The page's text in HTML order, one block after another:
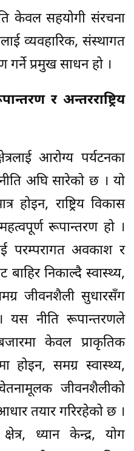
केवल सहयोगी संरचना
व्यवहारिक, संस्थागत
गर्ने प्रमुख साधन हो ।
र अन्तरराष्ट्रिय
आरोग्य पर्यटनका
अघि सारेको छ । यो
होइन, राष्ट्रिय विकास
रूपान्तरण हो ।
परम्परागत अवकाश र
बाहिर निकाल्दै स्वास्थ्य,
जीवनशैली सुधारसँग
यस नीति रूपान्तरणले
केवल प्राकृतिक
होइन, समग्र स्वास्थ्य,
जीवनशैलीको
तयार गरिरहेको छ ।
ध्यान केन्द्र, योग